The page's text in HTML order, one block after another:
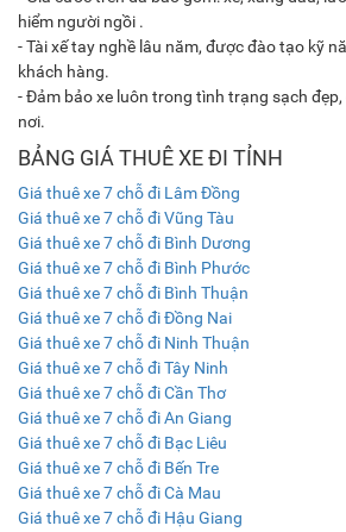
hiểm người ngồi .
- Tài xế tay nghề lâu năm, được đào tạo kỹ
khách hàng.
- Đảm bảo xe luôn trong tình trạng sạch
nơi.
BẢNG GIÁ THUÊ XE ĐI TỈNH
Giá thuê xe 7 chỗ đi Lâm Đồng
Giá thuê xe 7 chỗ đi Vũng Tàu
Giá thuê xe 7 chỗ đi Bình Dương
Giá thuê xe 7 chỗ đi Bình Phước
Giá thuê xe 7 chỗ đi Bình Thuận
Giá thuê xe 7 chỗ đi Đồng Nai
Giá thuê xe 7 chỗ đi Ninh Thuận
Giá thuê xe 7 chỗ đi Tây Ninh
Giá thuê xe 7 chỗ đi Cần Thơ
Giá thuê xe 7 chỗ đi An Giang
Giá thuê xe 7 chỗ đi Bạc Liêu
Giá thuê xe 7 chỗ đi Bến Tre
Giá thuê xe 7 chỗ đi Cà Mau
Giá thuê xe 7 chỗ đi Hậu Giang